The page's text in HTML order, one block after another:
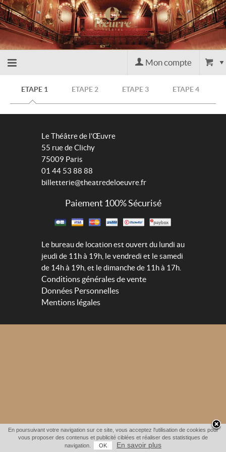
Retour
à
Mon compte
ETAPE 1 ETAPE 2 ETAPE 3 ETAPE 4
Le Théâtre de l’Œuvre
55 rue de Clichy
75009 Paris
01 44 53 88 88
billetterie@theatredeloeuvre.fr
Paiement 100% Sécurisé
Le bureau de location est ouvert du lundi au
jeudi de 11h à 19h, le vendredi et le samedi
de 14h à 19h, et le dimanche de 11h à 17h.
Conditions générales de vente
Données Personnelles
Mentions légales
En poursuivant votre navigation sur ce site, vous acceptez l'utilisation de cookies pour
vous proposer des contenus et publicité ciblées et réaliser des statistiques de
navigation.
OK En savoir plus